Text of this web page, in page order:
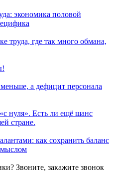
экономика половой
труда, где так много обмана,
а дефицит персонала
нуля». Есть ли ещё шанс
стране.
как сохранить баланс
Звоните, закажите звонок